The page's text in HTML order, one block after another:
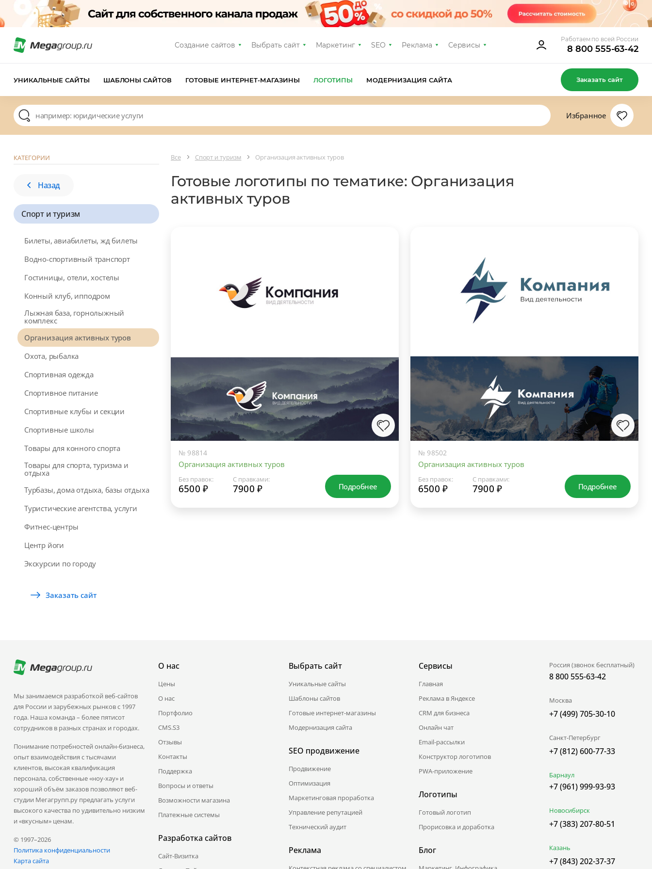
Создание сайтов Выбрать сайт Маркетинг SEO Реклама Сервисы
Работаем по всей России
8 800 555-63-42
УНИКАЛЬНЫЕ САЙТЫ ШАБЛОНЫ САЙТОВ ГОТОВЫЕ ИНТЕРНЕТ-МАГАЗИНЫ ЛОГОТИПЫ МОДЕРНИЗАЦИЯ САЙТА Заказать сайт
Избранное
КАТЕГОРИИ
Назад
Спорт и туризм
Билеты, авиабилеты, жд билеты
Водно-спортивный транспорт
Гостиницы, отели, хостелы
Конный клуб, ипподром
Лыжная база, горнолыжный
комплекс
Организация активных туров
Охота, рыбалка
Спортивная одежда
Спортивное питание
Спортивные клубы и секции
Спортивные школы
Товары для конного спорта
Товары для спорта, туризма и
отдыха
Турбазы, дома отдыха, базы отдыха
Туристические агентства, услуги
Фитнес-центры
Центр йоги
Экскурсии по городу
Заказать сайт
Все Спорт и туризм Организация активных туров
Готовые логотипы по тематике: Организация
активных туров
№ 98814
Организация активных туров
Без правок:
6500 ₽
С правками:
7900 ₽ Подробнее
№ 98502
Организация активных туров
Без правок:
6500 ₽
С правками:
7900 ₽ Подробнее
Мы занимаемся разработкой веб-сайтов
для России и зарубежных рынков с 1997
года. Наша команда – более пятисот
сотрудников в разных странах и городах.
Понимание потребностей онлайн-бизнеса,
опыт взаимодействия с тысячами
клиентов, высокая квалификация
персонала, собственные «ноу-хау» и
хороший объём заказов позволяют веб-
студии Мегагрупп.ру предлагать услуги
высокого качества по удивительно низким
и «вкусным» ценам.
© 1997–2026
Политика конфиденциальности
Карта сайта
О нас
Цены
О нас
Портфолио
CMS.S3
Отзывы
Контакты
Поддержка
Вопросы и ответы
Возможности магазина
Платежные системы
Разработка сайтов
Сайт-Визитка
Выбрать сайт
Уникальные сайты
Шаблоны сайтов
Готовые интернет-магазины
Модернизация сайта
SEO продвижение
Продвижение
Оптимизация
Маркетинговая проработка
Управление репутацией
Технический аудит
Реклама
Сервисы
Главная
Реклама в Яндексе
CRM для бизнеса
Онлайн чат
Email-рассылки
Конструктор логотипов
PWA-приложение
Логотипы
Готовый логотип
Прорисовка и доработка
Блог
Россия (звонок бесплатный)
8 800 555-63-42
Москва
+7 (499) 705-30-10
Санкт-Петербург
+7 (812) 600-77-33
Барнаул
+7 (961) 999-93-93
Новосибирск
+7 (383) 207-80-51
Казань
+7 (843) 202-37-37